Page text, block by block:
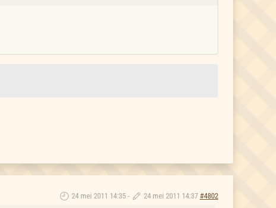
24 mei 2011 14:35 - 24 mei 2011 14:37 #4802